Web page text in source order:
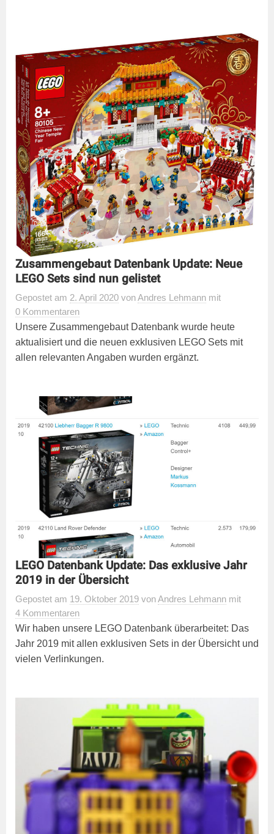
Zusammengebaut Datenbank Update: Neue
LEGO Sets sind nun gelistet
Gepostet am 2. April 2020 vonAndres Lehmann mit
0 Kommentaren
Unsere Zusammengebaut Datenbank wurde heute
aktualisiert und die neuen exklusiven LEGO Sets mit
allen relevanten Angaben wurden ergänzt.
LEGO Datenbank Update: Das exklusive Jahr
2019 in der Übersicht
Gepostet am 19. Oktober 2019 vonAndres Lehmann mit
4 Kommentaren
Wir haben unsere LEGO Datenbank überarbeitet: Das
Jahr 2019 mit allen exklusiven Sets in der Übersicht und
vielen Verlinkungen.